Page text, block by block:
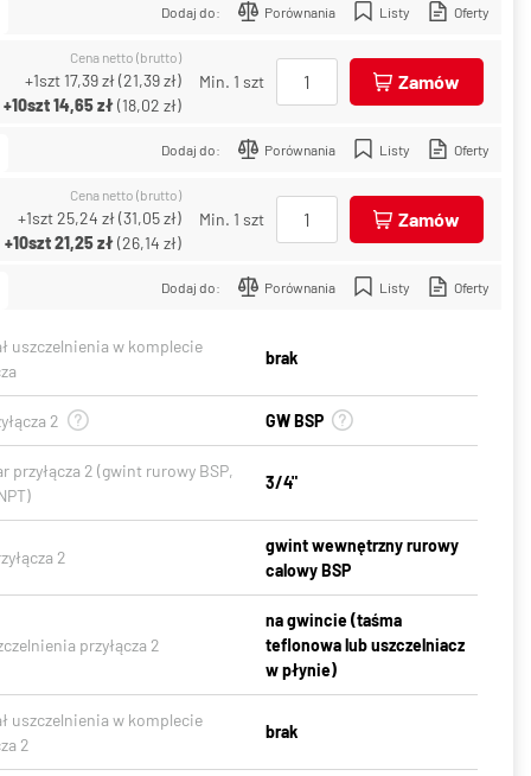
Dodaj do: Porównania Listy Oferty
Cena netto (brutto)
+1szt 17,39 zł(21,39 zł)
+10szt14,65 zł(18,02 zł)
Min. 1 szt Zamów
Dodaj do: Porównania Listy Oferty
Cena netto (brutto)
+1szt25,24 zł(31,05 zł)
+10szt21,25 zł(26,14 zł)
Min. 1 szt Zamów
Dodaj do: Porównania Listy Oferty
uszczelnienia w komplecie
brak
2 GW BSP
przyłącza 2 (gwint rurowy BSP,
3/4"
2
gwint wewnętrzny rurowy
calowy BSP
przyłącza 2
na gwincie (taśma
teflonowa lub uszczelniacz
w płynie)
uszczelnienia w komplecie
2
brak